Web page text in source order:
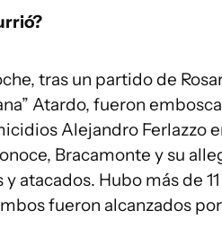
tras un partido de
Atardo, fueron
Alejandro Ferlazzo
Bracamonte y su
atacados. Hubo más de
fueron alcanzados